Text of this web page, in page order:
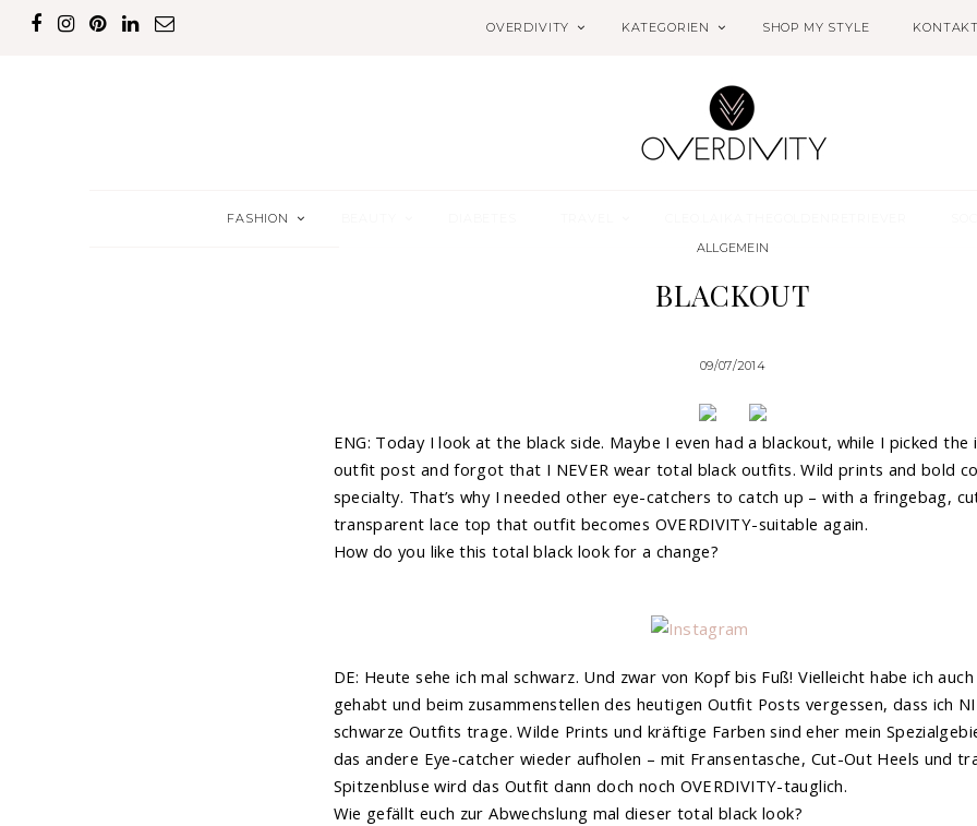
OVERDIVITY KATEGORIEN SHOP MY STYLE KONTAKT
FASHION
ALLGEMEIN
BLACKOUT
09/07/2014
ENG: Today I look at the black side. Maybe I even had a blackout, while I picked the
outfit post and forgot that I NEVER wear total black outfits. Wild prints and bold
specialty. That’s why I needed other eye-catchers to catch up – with a fringebag,
transparent lace top that outfit becomes OVERDIVITY-suitable again.
How do you like this total black look for a change?
DE: Heute sehe ich mal schwarz. Und zwar von Kopf bis Fuß! Vielleicht habe ich
gehabt und beim zusammenstellen des heutigen Outfit Posts vergessen, dass ich
schwarze Outfits trage. Wilde Prints und kräftige Farben sind eher mein
das andere Eye-catcher wieder aufholen – mit Fransentasche, Cut-Out Heels und
Spitzenbluse wird das Outfit dann doch noch OVERDIVITY-tauglich.
Wie gefällt euch zur Abwechslung mal dieser total black look?